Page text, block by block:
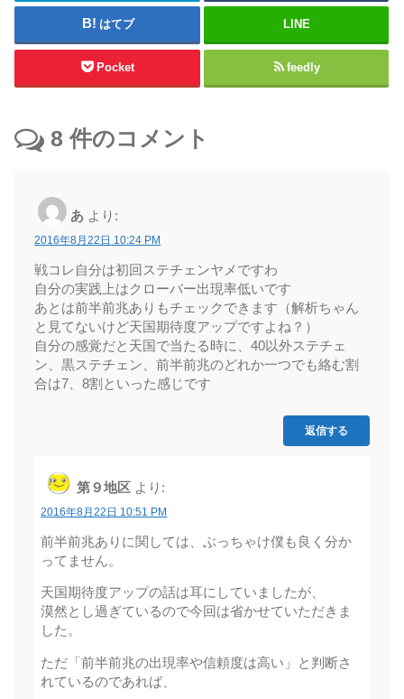
はてブ LINE
Pocket feedly
8 件のコメント
あ より:
2016年8月22日 10:24 PM
戦コレ自分は初回ステチェンヤメですわ
自分の実践上はクローバー出現率低いです
あとは前半前兆ありもチェックできます（解析ちゃん
と見てないけど天国期待度アップですよね？）
自分の感覚だと天国で当たる時に、40以外ステチェ
ン、黒ステチェン、前半前兆のどれか一つでも絡む割
合は7、8割といった感じです
返信する
第９地区 より:
2016年8月22日 10:51 PM
前半前兆ありに関しては、ぶっちゃけ僕も良く分か
ってません。
天国期待度アップの話は耳にしていましたが、
漠然とし過ぎているので今回は省かせていただきま
した。
ただ「前半前兆の出現率や信頼度は高い」と判断さ
れているのであれば、